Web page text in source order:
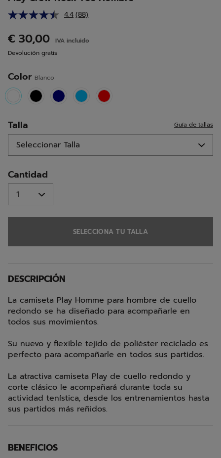
4.4 Lea
Enlace
(88)
€ 30,00
IVA incluido
Devolución gratis
Color Blanco
selected
Talla Guía de tallas
Cantidad
SELECCIONA TU TALLA
DESCRIPCIÓN
La camiseta Play Homme para hombre de cuello
redondo se ha diseñado para acompañarle en
todos sus movimientos.
Su nuevo y flexible tejido de poliéster reciclado es
perfecto para acompañarle en todos sus partidos.
La atractiva camiseta Play de cuello redondo y
corte clásico le acompañará durante toda su
actividad tenística, desde los entrenamientos hasta
sus partidos más reñidos.
BENEFICIOS